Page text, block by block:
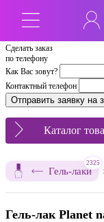
Сделать заказ
по телефону
Как Вас зовут?
Контактный телефон
Каталог
Гель-лаки
2325
Гель-лак Planet